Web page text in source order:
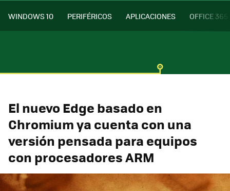
WINDOWS 10 PERIFÉRICOS APLICACIONES OFFICE 365
El nuevo Edge basado en
Chromium ya cuenta con una
versión pensada para equipos
con procesadores ARM